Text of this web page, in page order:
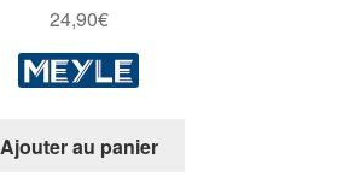
24,90€
Ajouter au panier